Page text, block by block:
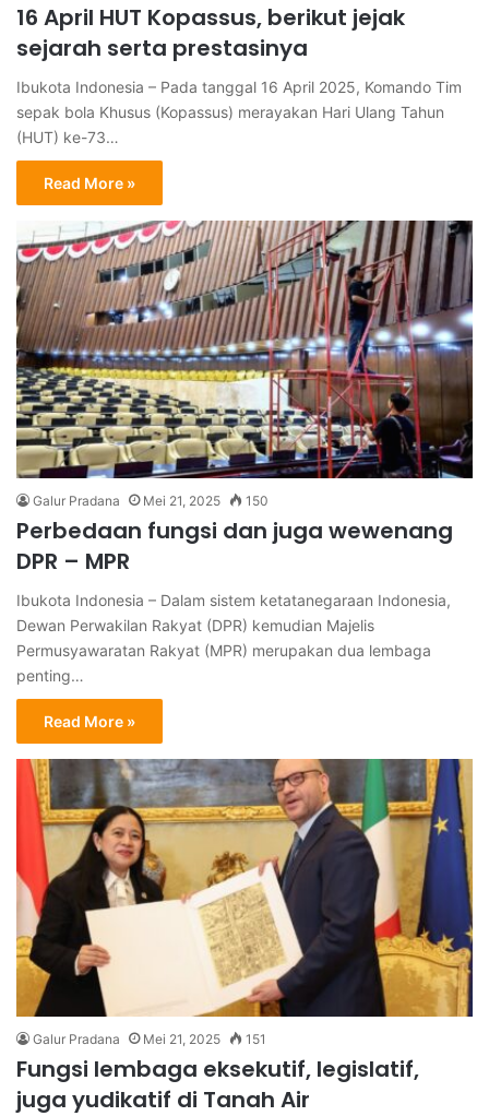
16 April HUT Kopassus, berikut jejak
sejarah serta prestasinya
Ibukota Indonesia – Pada tanggal 16 April 2025, Komando Tim
sepak bola Khusus (Kopassus) merayakan Hari Ulang Tahun
(HUT) ke-73…
Read More »
Galur Pradana Mei 21, 2025 150
Perbedaan fungsi dan juga wewenang
DPR – MPR
Ibukota Indonesia – Dalam sistem ketatanegaraan Indonesia,
Dewan Perwakilan Rakyat (DPR) kemudian Majelis
Permusyawaratan Rakyat (MPR) merupakan dua lembaga
penting…
Read More »
Galur Pradana Mei 21, 2025 151
Fungsi lembaga eksekutif, legislatif,
juga yudikatif di Tanah Air